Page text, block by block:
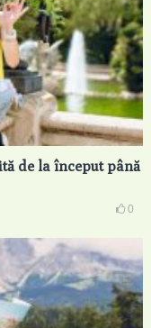
de la început până
0